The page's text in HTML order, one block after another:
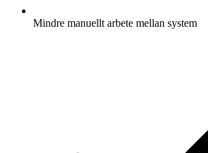
Mindre manuellt arbete mellan system